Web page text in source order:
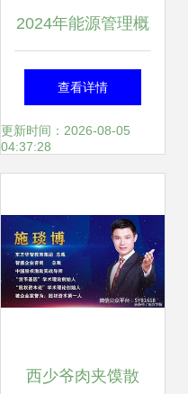
2024年能源管理概
念股名单大揭秘，
投资者必藏
查看详情
更新时间：2026-08-05
04:37:28
西少爷肉夹馍散